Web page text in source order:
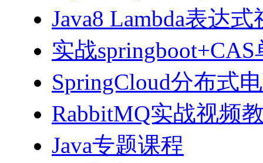
Java8 Lambda表达
实战
SpringCloud分布式
RabbitMQ实战视频
Java专题课程